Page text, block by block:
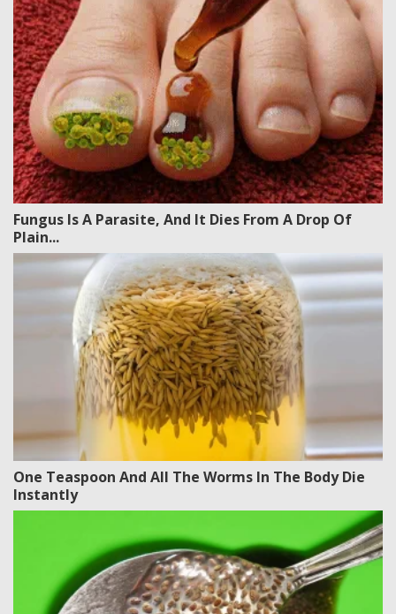
Fungus Is A Parasite, And It Dies From A Drop Of
Plain...
One Teaspoon And All The Worms In The Body Die
Instantly